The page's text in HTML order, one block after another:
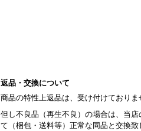
返品・交換について
商品の特性上返品は、受け付けておりま
但し不良品（再生不良）の場合は、当店
て（梱包・送料等）正常な同品と交換